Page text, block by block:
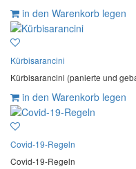
in den Warenkorb legen
Kürbisarancini
Kürbisarancini (panierte und
in den Warenkorb legen
Covid-19-Regeln
Covid-19-Regeln